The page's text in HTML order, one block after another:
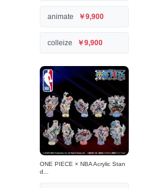
animate ￥9,900
colleize ￥9,900
ONE PIECE × NBA Acrylic Stan
d...